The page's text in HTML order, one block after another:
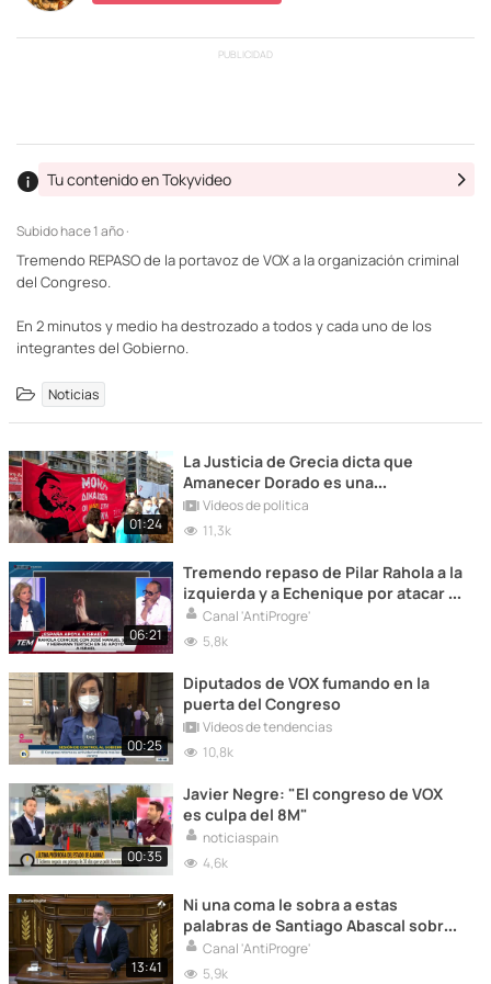
PUBLICIDAD
Subidohace 1 año ·
Tu contenido en Tokyvideo
Tremendo REPASO de la portavoz de VOX a la organización criminal
del Congreso.
En 2 minutos y medio ha destrozado a todos y cada uno de los
integrantes del Gobierno.
Noticias
01:24
La Justicia de Grecia dicta que
Amanecer Dorado es una
organización criminal
Vídeos de política
11,3k
06:21
Tremendo repaso de Pilar Rahola a la
izquierda y a Echenique por atacar a
Israel.
Canal 'AntiProgre'
5,8k
00:25
Diputados de VOX fumando en la
puerta del Congreso
Vídeos de tendencias
10,8k
00:35
Javier Negre: "El congreso de VOX
es culpa del 8M"
noticiaspain
4,6k
13:41
Ni una coma le sobra a estas
palabras de Santiago Abascal sobre
la organización criminal. ??????
Canal 'AntiProgre'
5,9k